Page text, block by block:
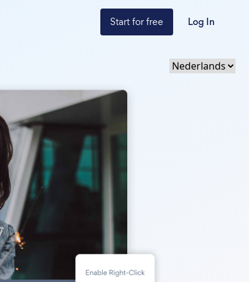
Start for free Log In